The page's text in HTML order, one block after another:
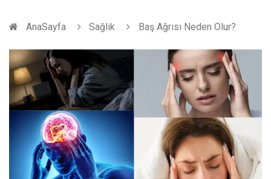
AnaSayfa Sağlık Baş Ağrısı Neden Olur?